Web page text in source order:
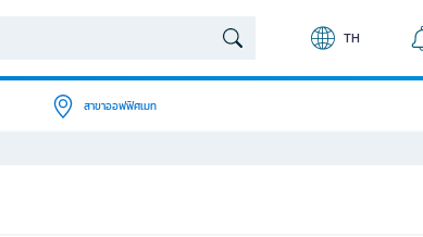
TH
สาขาออฟฟิศเมท